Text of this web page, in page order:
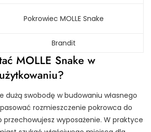
Pokrowiec MOLLE Snake
Brandit
MOLLE Snake w
dużą swobodę w budowaniu własnego
rozmieszczenie pokrowca do
przechowujesz wyposażenie. W praktyce